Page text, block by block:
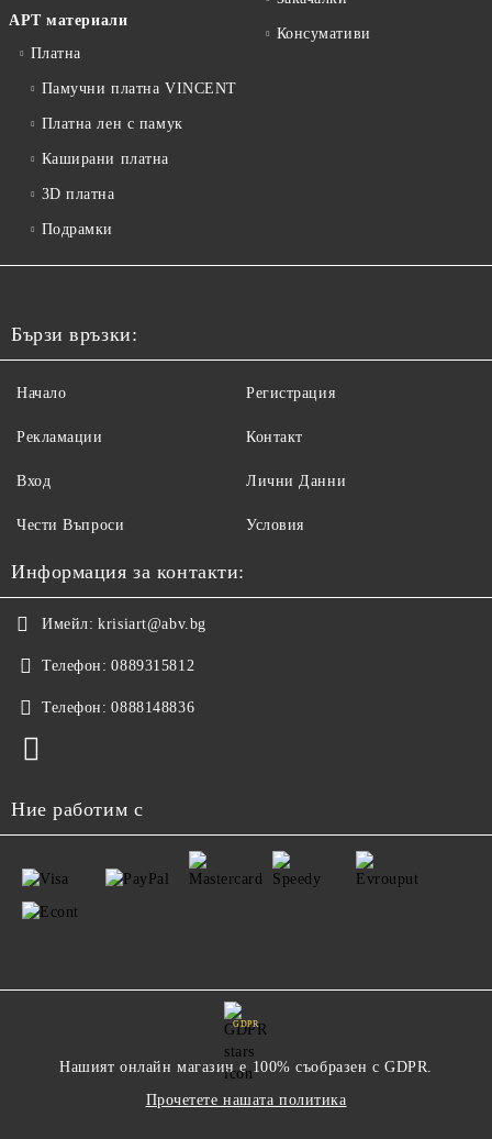
АРТ материали
Платна
Памучни платна VINCENT
Платна лен с памук
Каширани платна
3D платна
Подрамки
Консумативи
Бързи връзки:
Начало
Рекламации
Вход
Чести Въпроси
Регистрация
Контакт
Лични Данни
Условия
Информация за контакти:
Имейл: krisiart@abv.bg
Телефон: 0889315812
Телефон: 0888148836
Ние работим с
GDPR
Нашият онлайн магазин е 100% съобразен с GDPR.
Прочетете нашата политика